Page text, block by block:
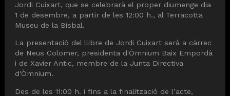
Jordi Cuixart, que se celebrarà el proper diumenge dia
1 de desembre, a partir de les 12:00 h., al Terracotta
Museu de la Bisbal.
La presentació del llibre de Jordi Cuixart serà a càrrec
de Neus Colomer, presidenta d'Òmnium Baix Empordà
i de Xavier Antic, membre de la Junta Directiva
d'Òmnium.
Des de les 11:00 h. i fins a la finalització de l’acte,